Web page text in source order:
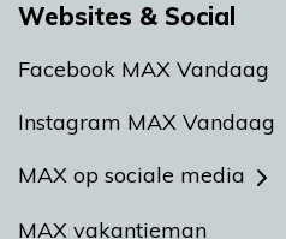
Websites & Social
Facebook MAX Vandaag
Instagram MAX Vandaag
MAX op sociale media
MAX vakantieman